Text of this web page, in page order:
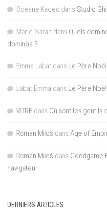
Océane Kaced dans Studio
Marie-Sarah dans Quels
dominos ?
Emma Labat dans Le Père
Labat Emma dans Le Père
VITRE dans Où sont les gentils
Roman Miloš dans Age of
Roman Miloš dans Goodgame
navigateur
DERNIERS ARTICLES